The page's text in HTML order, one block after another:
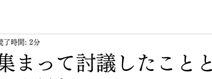
まって討議したことと
了時間: 2分